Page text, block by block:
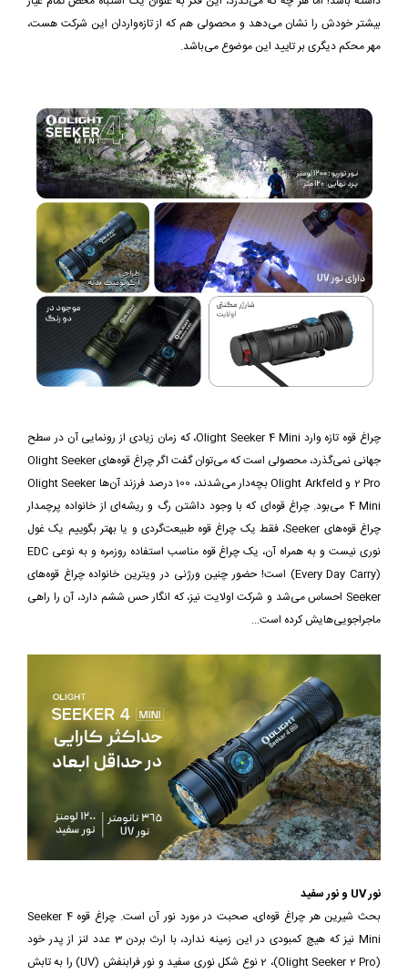
بیشتر خودش را نشان می‌دهد و محصولی هم که از تازه‌واردان این شرکت هست،
مهر محکم دیگری بر تایید این موضوع می‌باشد.
چراغ قوه تازه وارد Olight Seeker 4 Mini، که زمان زیادی از رونمایی آن در سطح
جهانی نمی‌گذرد، محصولی است که می‌توان گفت اگر چراغ قوه‌های Olight Seeker
2 Pro و Olight Arkfeld بچه‌دار می‌شدند، 100 درصد فرزند آن‌ها Olight Seeker
4 Mini می‌بود. چراغ قوه‌ای که با وجود داشتن رگ و ریشه‌ای از خانواده پرچمدار
چراغ قوه‌های Seeker، فقط یک چراغ قوه طبیعت‌گردی و یا بهتر بگوییم یک غول
نوری نیست و به همراه آن، یک چراغ قوه مناسب استفاده روزمره و به نوعی EDC
(Every Day Carry) است! حضور چنین ورژنی در ویترین خانواده چراغ قوه‌های
Seeker احساس می‌شد و شرکت اولایت نیز، که انگار حس ششم دارد، آن را راهی
ماجراجویی‌هایش کرده است...
نور UV و نور سفید
بحث شیرین هر چراغ قوه‌ای، صحبت در مورد نور آن‌ است. چراغ قوه Seeker 4
Mini نیز که هیچ کمبودی در این زمینه ندارد، با ارث بردن 3 عدد لنز از پدر خود
(Olight Seeker 2 Pro)، 2 نوع شکل نوری سفید و نور فرابنفش (UV) را به تابش